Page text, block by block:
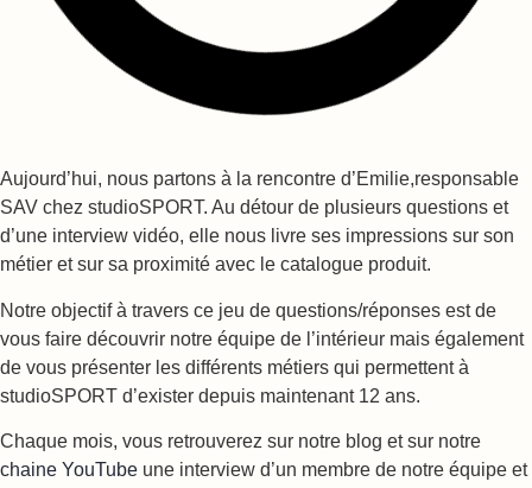
Aujourd’hui, nous partons à la rencontre d’Emilie,responsable
SAV chez studioSPORT. Au détour de plusieurs questions et
d’une interview vidéo, elle nous livre ses impressions sur son
métier et sur sa proximité avec le catalogue produit.
Notre objectif à travers ce jeu de questions/réponses est de
vous faire découvrir notre équipe de l’intérieur mais également
de vous présenter les différents métiers qui permettent à
studioSPORT d’exister depuis maintenant 12 ans.
Chaque mois, vous retrouverez sur notre blog et sur notre
chaine YouTube une interview d’un membre de notre équipe et